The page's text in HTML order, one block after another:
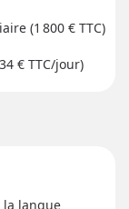
(1 800 € TTC)
€ TTC/jour)
la langue